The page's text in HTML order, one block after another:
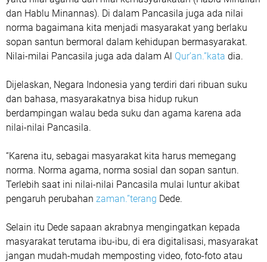
dan Hablu Minannas). Di dalam Pancasila juga ada nilai
norma bagaimana kita menjadi masyarakat yang berlaku
sopan santun bermoral dalam kehidupan bermasyarakat.
Nilai-milai Pancasila juga ada dalam Al Qur’an.”kata dia.
Dijelaskan, Negara Indonesia yang terdiri dari ribuan suku
dan bahasa, masyarakatnya bisa hidup rukun
berdampingan walau beda suku dan agama karena ada
nilai-nilai Pancasila.
“Karena itu, sebagai masyarakat kita harus memegang
norma. Norma agama, norma sosial dan sopan santun.
Terlebih saat ini nilai-nilai Pancasila mulai luntur akibat
pengaruh perubahan zaman.”terang Dede.
Selain itu Dede sapaan akrabnya mengingatkan kepada
masyarakat terutama ibu-ibu, di era digitalisasi, masyarakat
jangan mudah-mudah memposting video, foto-foto atau